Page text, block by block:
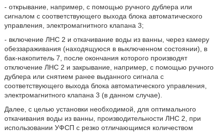
- открывание, например, с помощью ручного дублера или
сигналом с соответствующего выхода блока автоматического
управления, электромагнитного клапана 3;
- включение ЛНС 2 и откачивание воды из ванны, через камеру
обеззараживания (находящуюся в выключенном состоянии), в
бак-накопитель 7, после окончания которого производят
отключение ЛНС 2 и закрывание, например, с помощью ручного
дублера или снятием ранее выданного сигнала с
соответствующего выхода блока автоматического управления,
электромагнитного клапана 3 (в данном случае).
Далее, с целью установки необходимой, для оптимального
откачивания воды из ванны, производительности ЛНС 2, при
использовании УФСП с резко отличающимся количеством